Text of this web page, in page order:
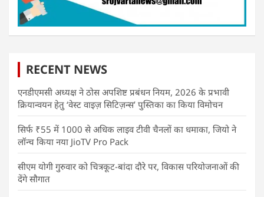
RECENT NEWS
एनडीएमसी अध्यक्ष ने ठोस अपशिष्ट प्रबंधन नियम, 2026 के प्रभावी
क्रियान्वयन हेतु ‘वेस्ट वाइज़ सिटिज़न्स’ पुस्तिका का किया विमोचन
सिर्फ ₹55 में 1000 से अधिक लाइव टीवी चैनलों का धमाका, जियो ने
लॉन्च किया नया JioTV Pro Pack
सीएम योगी गुरुवार को चित्रकूट-बांदा दौरे पर, विकास परियोजनाओं की
देंगे सौगात